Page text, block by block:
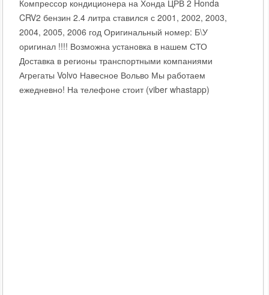
Компрессор кондиционера на Хонда ЦРВ 2 Honda
CRV2 бензин 2.4 литра ставился с 2001, 2002, 2003,
2004, 2005, 2006 год Оригинальный номер: Б\У
оригинал !!!! Возможна установка в нашем СТО
Доставка в регионы транспортными компаниями
Агрегаты Volvo Навесное Вольво Мы работаем
ежедневно! На телефоне стоит (viber whastapp)